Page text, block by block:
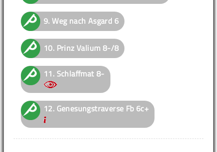
9.Weg nach Asgard 6
10. Prinz Valium 8-/8
11. Schlaffmat 8-
12. Genesungstraverse Fb 6c+